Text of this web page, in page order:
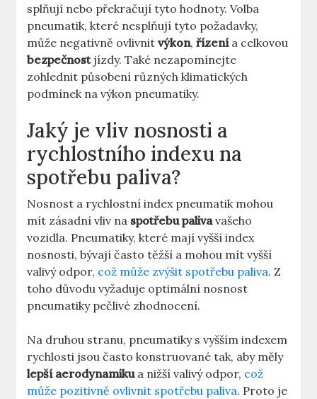
splňují nebo překračují tyto hodnoty. Volba
pneumatik, které nesplňují tyto požadavky,
může negativně ovlivnitvýkon,řízenía celkovou
bezpečnostjízdy. Také nezapomínejte
zohlednit působení různých klimatických
podmínek na výkon pneumatiky.
Jaký je vliv nosnosti a
rychlostního indexu na
spotřebu paliva?
Nosnost a rychlostní index pneumatik mohou
mít zásadní vliv na spotřebu palivavašeho
vozidla. Pneumatiky, které mají vyšší index
nosnosti, bývají často těžší a mohou mít vyšší
valivý odpor, což může zvýšit spotřebu paliva. Z
toho důvodu vyžaduje optimální nosnost
pneumatiky pečlivé zhodnocení.
Na druhou stranu, pneumatiky s vyšším indexem
rychlosti jsou často konstruované tak, aby měly
lepší aerodynamikua nižší valivý odpor, což
může pozitivně ovlivnit spotřebu paliva. Proto je